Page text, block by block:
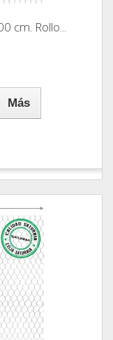
cm. Rollo...
Más